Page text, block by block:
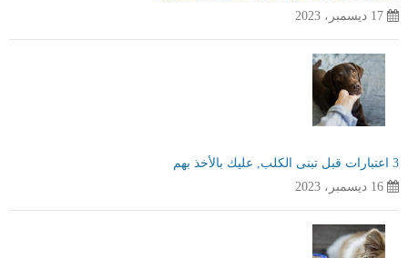
17 ديسمبر، 2023
3 اعتبارات قبل تبنى الكلب, عليك بالأخذ بهم
16 ديسمبر، 2023